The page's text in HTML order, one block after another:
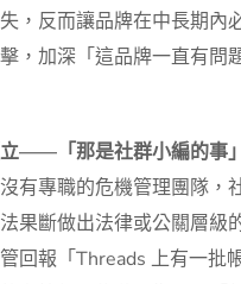
，反而讓品牌在中長期內
，加深「這品牌一直有問
——「那是社群小編的事」
有專職的危機管理團隊，
果斷做出法律或公關層級
回報「Threads 上有一批